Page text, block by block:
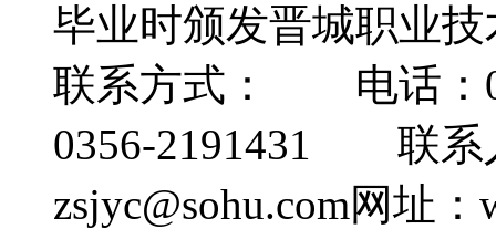
毕业时颁发晋城职业
联系方式： 电话：
0356-2191431 联
zsjyc@sohu.com网